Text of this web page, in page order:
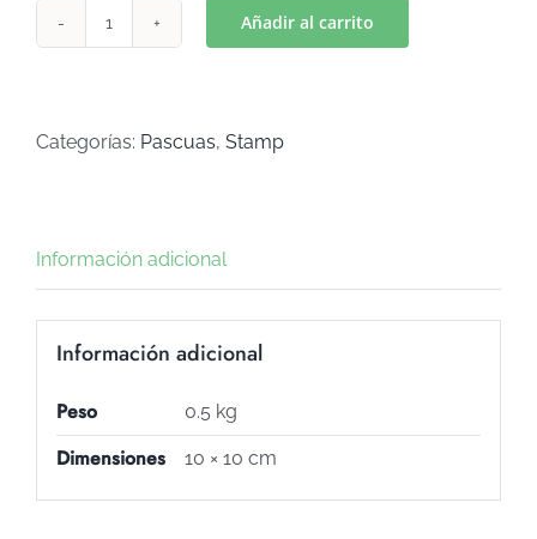
S-
Añadir al carrito
Categorías: Pascuas, Stamp
Información adicional
Información adicional
Peso 0.5 kg
Dimensiones 10 × 10 cm